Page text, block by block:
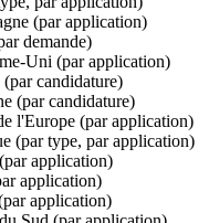
(par application)
demande)
Uni (par application)
(par candidature)
(par candidature)
l'Europe (par application)
(par type, par application)
application)
application)
application)